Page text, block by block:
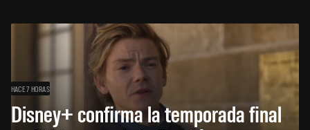
HACE 7 HORAS
Disney+ confirma la temporada final